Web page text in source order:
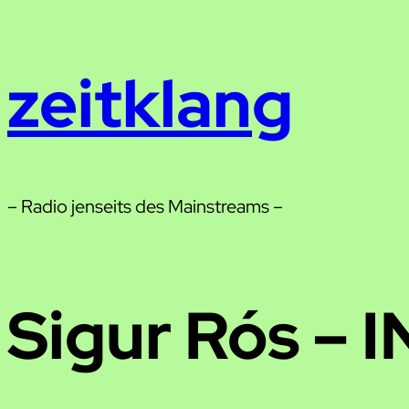
zeitklang
– Radio jenseits des Mainstreams –
Sigur Rós –